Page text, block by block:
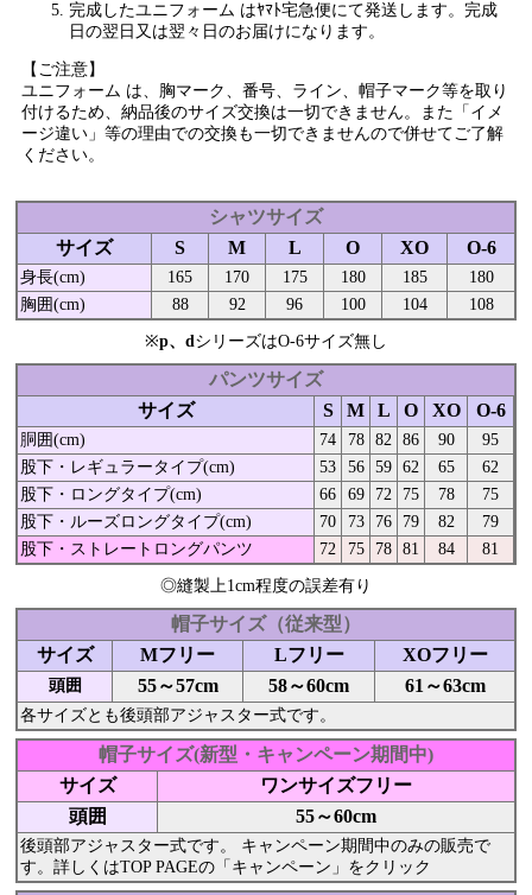
完成したユニフォーム はﾔﾏﾄ宅急便にて発送します。完成
日の翌日又は翌々日のお届けになります。
【ご注意】
ユニフォーム は、胸マーク、番号、ライン、帽子マーク等を取り
付けるため、納品後のサイズ交換は一切できません。また「イメ
ージ違い」等の理由での交換も一切できませんので併せてご了解
ください。
シャツサイズ
サイズ
S M L O XO O-6
身長(cm) 165 170 175 180 185
180
胸囲(cm)
88 92 96 100 104 108
※p、dシリーズはO-6サイズ無し
パンツサイズ
サイズ
S M L O XO O-6
胴囲(cm) 74 78 82 86 90
95
股下・レギュラータイプ(cm)
53 56 59 62 65
62
股下・ロングタイプ(cm)
66 69 72 75 78
75
股下・ルーズロングタイプ(cm)
70 73 76 79 82
79
股下・ストレートロングパンツ
72 75 78 81 84 81
◎縫製上1cm程度の誤差有り
帽子サイズ（従来型）
サイズ
Mフリー Lフリー XOフリー
頭囲 55～57cm 58～60cm 61～63cm
各サイズとも後頭部アジャスター式です。
帽子サイズ(新型・キャンペーン期間中)
サイズ
ワンサイズフリー
頭囲
55～60cm
後頭部アジャスター式です。 キャンペーン期間中のみの販売で
す。詳しくはTOP PAGEの「キャンペーン」をクリック